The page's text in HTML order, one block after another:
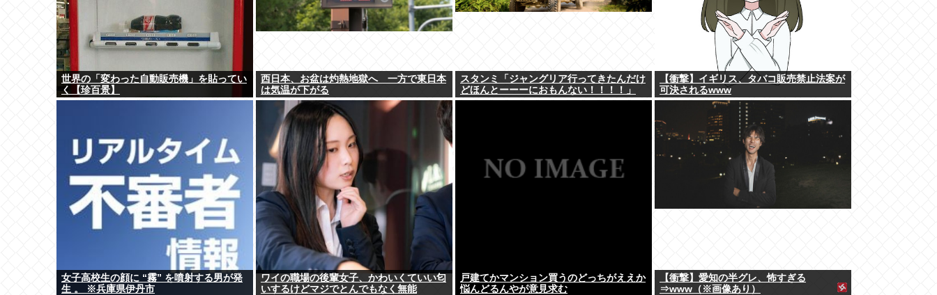
世界の「変わった自動販売機」を貼ってい
く【珍百景】
西日本、お盆は灼熱地獄へ 一方で東日本
は気温が下がる
スタンミ「ジャングリア行ってきたんだけ
どほんとーーーにおもんない！！！！」
【衝撃】イギリス、タバコ販売禁止法案が
可決されるwww
女子高校生の顔に “霧” を噴射する男が発
生 。 ※兵庫県伊丹市
ワイの職場の後輩女子、かわいくていい匂
いするけどマジでとんでもなく無能
戸建てかマンション買うのどっちがええか
悩んどるんやが意見求む
【衝撃】愛知の半グレ、怖すぎる
⇒www（※画像あり）